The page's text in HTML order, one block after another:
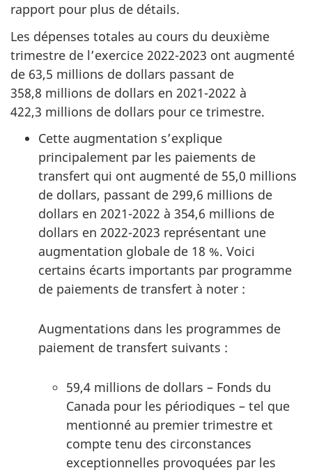
rapport pour plus de détails.
Les dépenses totales au cours du deuxième
trimestre de l’exercice 2022-2023 ont augmenté
de 63,5 millions de dollars passant de
358,8 millions de dollars en 2021-2022 à
422,3 millions de dollars pour ce trimestre.
Cette augmentation s’explique
principalement par les paiements de
transfert qui ont augmenté de 55,0 millions
de dollars, passant de 299,6 millions de
dollars en 2021-2022 à 354,6 millions de
dollars en 2022-2023 représentant une
augmentation globale de 18 %. Voici
certains écarts importants par programme
de paiements de transfert à noter :
Augmentations dans les programmes de
paiement de transfert suivants :
59,4 millions de dollars – Fonds du
Canada pour les périodiques – tel que
mentionné au premier trimestre et
compte tenu des circonstances
exceptionnelles provoquées par les